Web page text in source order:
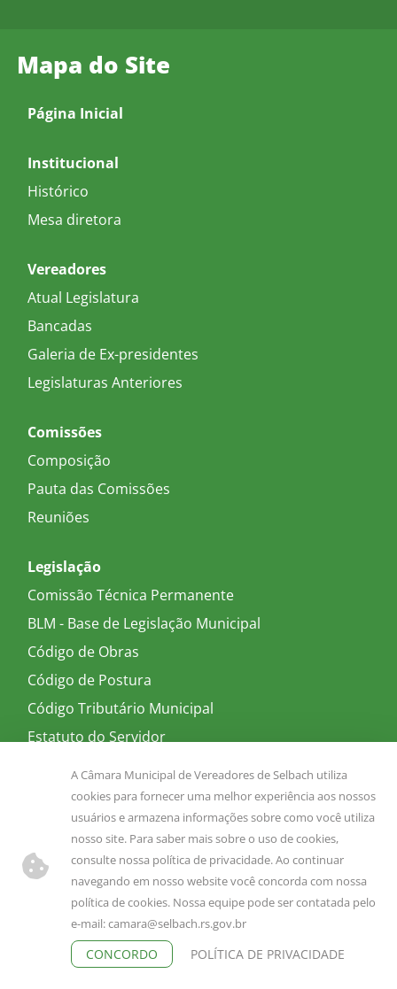
Mapa do Site
Página Inicial
Institucional
Histórico
Mesa diretora
Vereadores
Atual Legislatura
Bancadas
Galeria de Ex-presidentes
Legislaturas Anteriores
Comissões
Composição
Pauta das Comissões
Reuniões
Legislação
Comissão Técnica Permanente
BLM - Base de Legislação Municipal
Código de Obras
Código de Postura
Código Tributário Municipal
Estatuto do Servidor
Leis Complementares
Leis Municipais
Lei de Acesso à Informação (LAI)
Regimento Interno
Resoluções
Decretos Executivo
Decretos Legislativo
A Câmara Municipal de Vereadores de Selbach utiliza
cookies para fornecer uma melhor experiência aos nossos
usuários e armazena informações sobre como você utiliza
nosso site. Para saber mais sobre o uso de cookies,
consulte nossa política de privacidade. Ao continuar
navegando em nosso website você concorda com nossa
política de cookies. Nossa equipe pode ser contatada pelo
e-mail:camara@selbach.rs.gov.br
CONCORDO POLÍTICA DE PRIVACIDADE